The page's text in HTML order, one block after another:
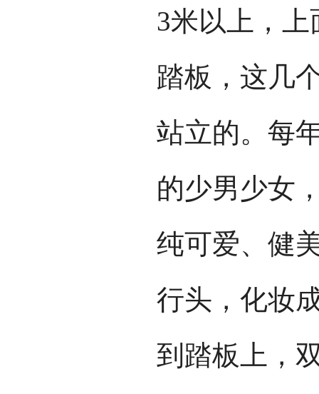
3米以上，
踏板，这几
站立的。每
的少男少女
纯可爱、健
行头，化妆
到踏板上，